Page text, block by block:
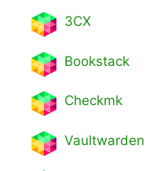
3CX
Bookstack
Checkmk
Vaultwarden